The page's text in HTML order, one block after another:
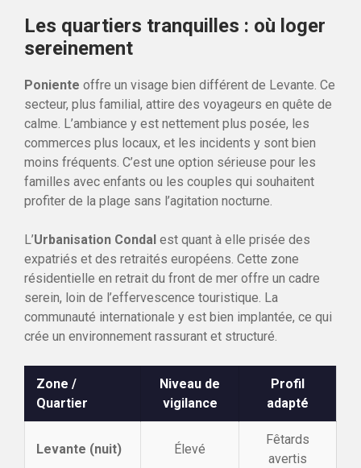
Les quartiers tranquilles : où loger
sereinement
Poniente offre un visage bien différent de Levante. Ce
secteur, plus familial, attire des voyageurs en quête de
calme. L’ambiance y est nettement plus posée, les
commerces plus locaux, et les incidents y sont bien
moins fréquents. C’est une option sérieuse pour les
familles avec enfants ou les couples qui souhaitent
profiter de la plage sans l’agitation nocturne.
L’Urbanisation Condal est quant à elle prisée des
expatriés et des retraités européens. Cette zone
résidentielle en retrait du front de mer offre un cadre
serein, loin de l’effervescence touristique. La
communauté internationale y est bien implantée, ce qui
crée un environnement rassurant et structuré.
Zone /
Quartier
Niveau de
vigilance
Profil
adapté
Levante (nuit) Élevé
Fêtards
avertis